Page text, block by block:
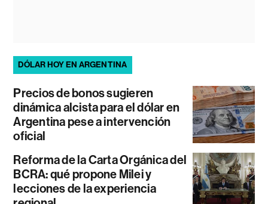
DÓLAR HOY EN ARGENTINA
Precios de bonos sugieren
dinámica alcista para el dólar en
Argentina pese a intervención
oficial
Reforma de la Carta Orgánica del
BCRA: qué propone Milei y
lecciones de la experiencia